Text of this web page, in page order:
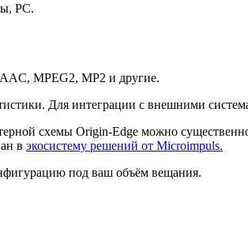
PC.
MPEG2, MP2 и другие.
Для интеграции с внешними
схемы Origin-Edge можно
в экосистему решений от Microimpuls.
под ваш объём вещания.